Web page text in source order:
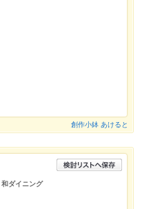
創作小鉢 あけると
ダイニング